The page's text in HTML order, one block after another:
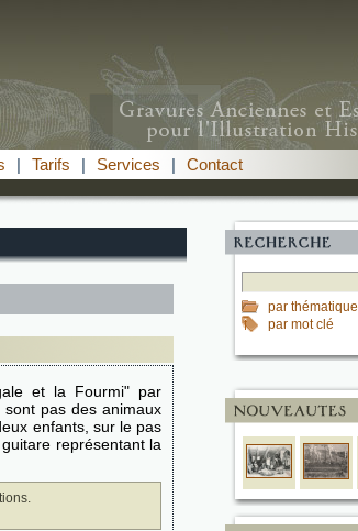
| Tarifs | Services | Contact
par thématique
par mot clé
et la Fourmi" par
pas des animaux
enfants, sur le pas
représentant la